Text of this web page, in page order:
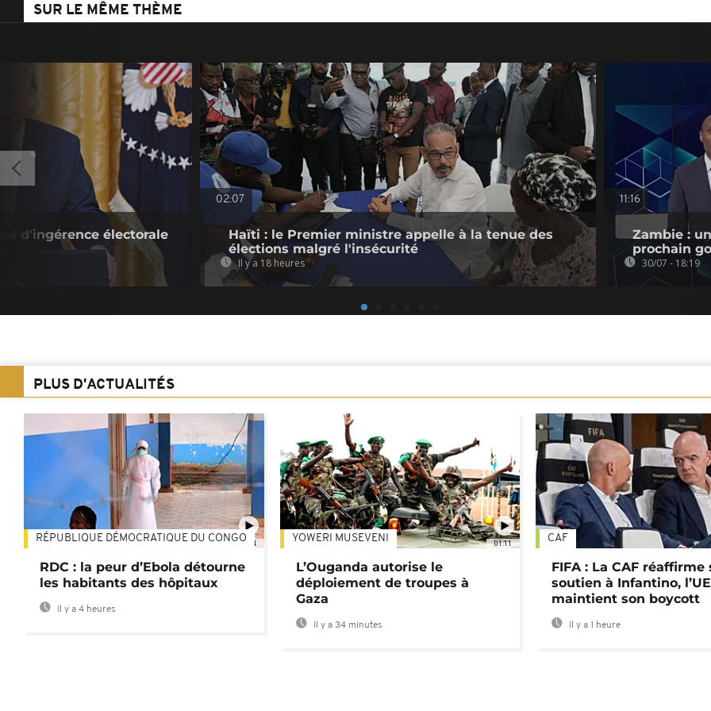
SUR LE MÊME THÈME
d'ingérence électorale
02:07
Haïti : le Premier ministre appelle à la tenue des
élections malgré l'insécurité
Il y a 18 heures
11:16
Zambie :
prochain
30/07 - 18:19
PLUS D'ACTUALITÉS
01:34
RÉPUBLIQUE DÉMOCRATIQUE DU CONGO
RDC : la peur d’Ebola détourne
les habitants des hôpitaux
Il y a 4 heures
01:11
YOWERI MUSEVENI
L’Ouganda autorise le
déploiement de troupes à
Gaza
Il y a 34 minutes
CAF
FIFA : La CAF réaffirme
soutien à Infantino,
maintient son boycott
Il y a 1 heure